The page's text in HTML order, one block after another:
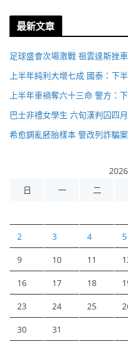
最新文章
足球盛會次場激戰 祖雲達斯挫
上半年純利大增七成 國泰：下
上半年車禍奪六十三命 警方：
巴士非禮女學生 六旬漢判囚四月
希愈調亂胚胎樣本 警改列詐騙案
日
一 二
2 3 4 5
9 10 11
16 17 18
23 24 25
30 31